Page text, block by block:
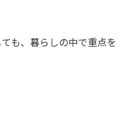
も、暮らしの中で重点を